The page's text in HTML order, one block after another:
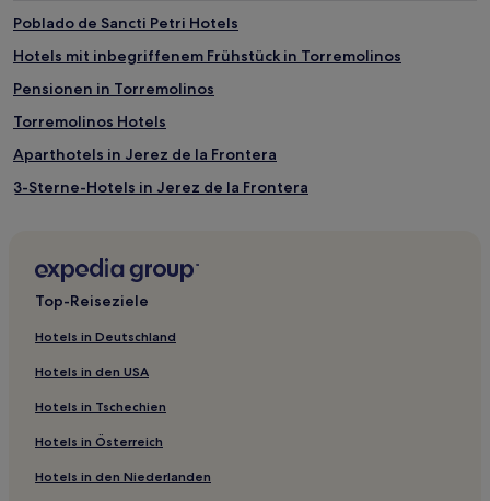
Weitere beliebte Attraktionen in Andalusien
Strand von Malagueta
Plaza Nueva
Paseo de Cristóbal Colón
Plaza de la Encarnación
Poblado de Sancti Petri Hotels
Hotels mit inbegriffenem Frühstück in Torremolinos
Pensionen in Torremolinos
Torremolinos Hotels
Aparthotels in Jerez de la Frontera
3-Sterne-Hotels in Jerez de la Frontera
Familien in Chiclana de la Frontera
Ferienwohnungen in Torrox
Hostels in San José
Haustierfreundliche in Vera Beach
4-Sterne-Hotels in Vera Beach
Top-Reiseziele
Hotels in Deutschland
Hotels in den USA
Hotels in Tschechien
Hotels in Österreich
Hotels in den Niederlanden